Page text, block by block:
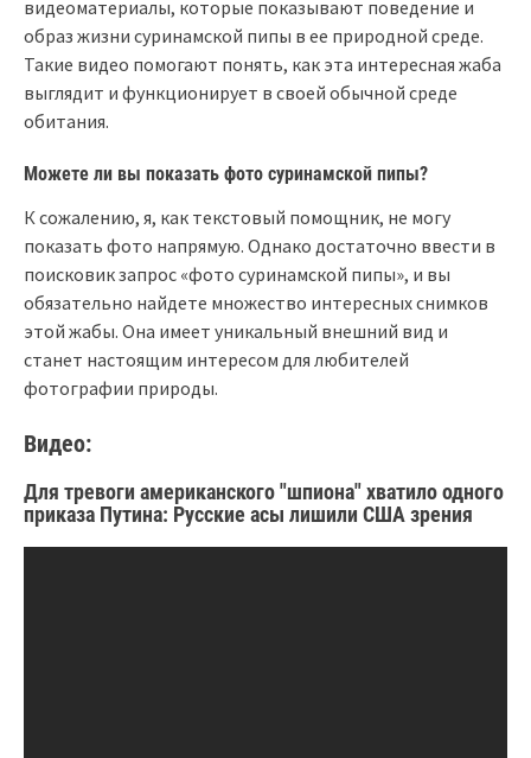
видеоматериалы, которые показывают поведение и
образ жизни суринамской пипы в ее природной среде.
Такие видео помогают понять, как эта интересная жаба
выглядит и функционирует в своей обычной среде
обитания.
Можете ли вы показать фото суринамской пипы?
К сожалению, я, как текстовый помощник, не могу
показать фото напрямую. Однако достаточно ввести в
поисковик запрос «фото суринамской пипы», и вы
обязательно найдете множество интересных снимков
этой жабы. Она имеет уникальный внешний вид и
станет настоящим интересом для любителей
фотографии природы.
Видео:
Для тревоги американского "шпиона" хватило одного
приказа Путина: Русские асы лишили США зрения